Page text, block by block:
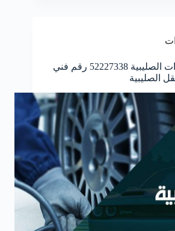
خدمة كهرباء السيارات الصليبية 52227338 رقم فني
الصليبية